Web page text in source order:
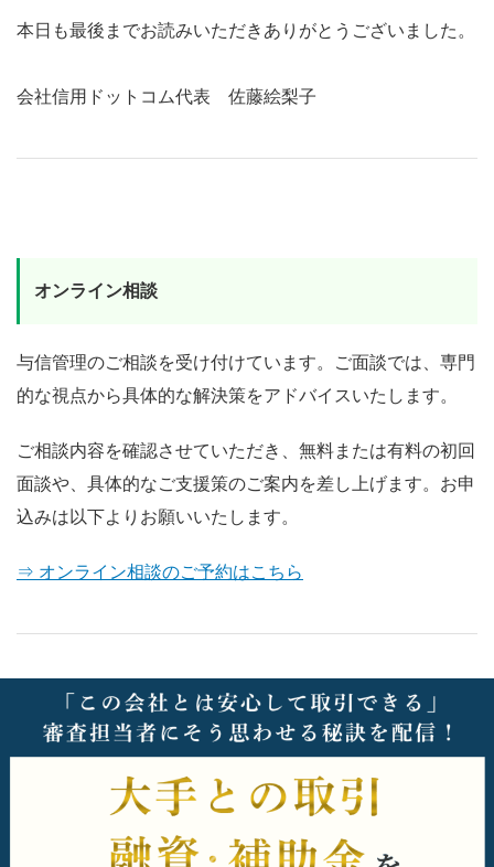
本日も最後までお読みいただきありがとうございました。
会社信用ドットコム代表 佐藤絵梨子
オンライン相談
与信管理のご相談を受け付けています。ご面談では、専門
的な視点から具体的な解決策をアドバイスいたします。
ご相談内容を確認させていただき、無料または有料の初回
面談や、具体的なご支援策のご案内を差し上げます。お申
込みは以下よりお願いいたします。
⇒ オンライン相談のご予約はこちら